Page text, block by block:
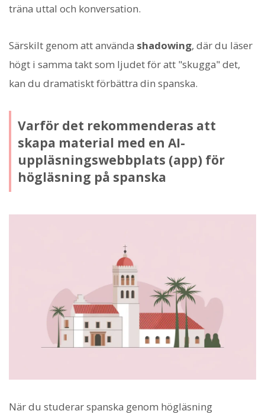
träna uttal och konversation.
Särskilt genom att använda shadowing, där du läser
högt i samma takt som ljudet för att "skugga" det,
kan du dramatiskt förbättra din spanska.
Varför det rekommenderas att
skapa material med en AI-
uppläsningswebbplats (app) för
högläsning på spanska
När du studerar spanska genom högläsning